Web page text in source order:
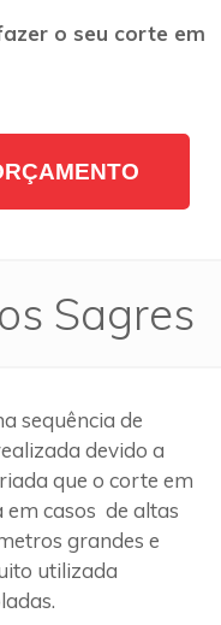
o seu corte em
Sagres
sequência de
devido a
que o corte em
em casos de altas
grandes e
utilizada